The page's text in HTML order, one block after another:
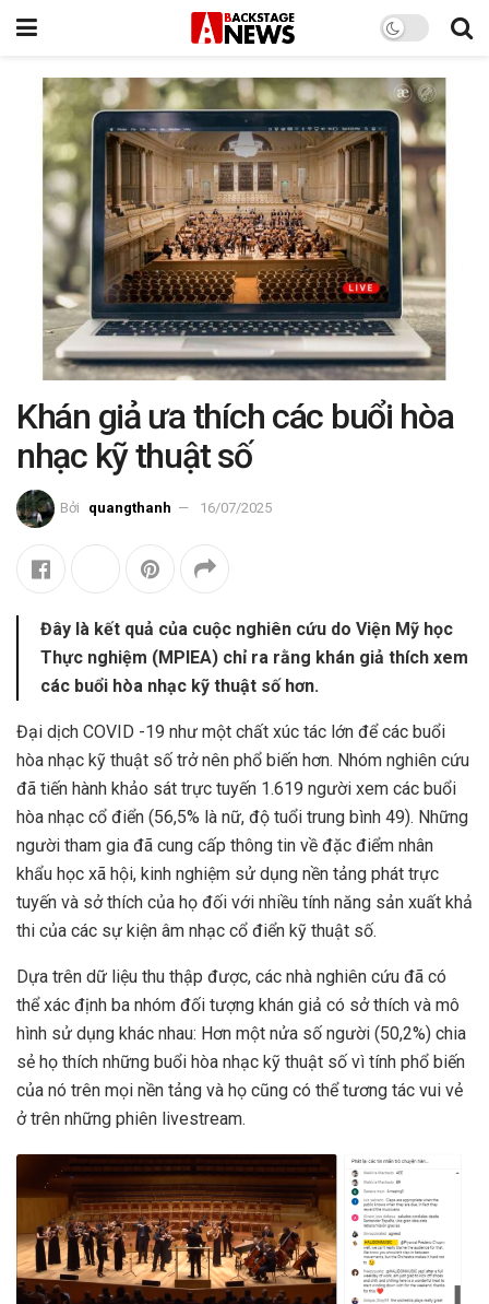
Khán giả ưa thích các buổi hòa
nhạc kỹ thuật số
Bởi quangthanh 16/07/2025
Đây là kết quả của cuộc nghiên cứu do Viện Mỹ học
Thực nghiệm (MPIEA) chỉ ra rằng khán giả thích xem
các buổi hòa nhạc kỹ thuật số hơn.
Đại dịch COVID -19 như một chất xúc tác lớn để các buổi
hòa nhạc kỹ thuật số trở nên phổ biến hơn. Nhóm nghiên cứu
đã tiến hành khảo sát trực tuyến 1.619 người xem các buổi
hòa nhạc cổ điển (56,5% là nữ, độ tuổi trung bình 49). Những
người tham gia đã cung cấp thông tin về đặc điểm nhân
khẩu học xã hội, kinh nghiệm sử dụng nền tảng phát trực
tuyến và sở thích của họ đối với nhiều tính năng sản xuất khả
thi của các sự kiện âm nhạc cổ điển kỹ thuật số.
Dựa trên dữ liệu thu thập được, các nhà nghiên cứu đã có
thể xác định ba nhóm đối tượng khán giả có sở thích và mô
hình sử dụng khác nhau: Hơn một nửa số người (50,2%) chia
sẻ họ thích những buổi hòa nhạc kỹ thuật số vì tính phổ biến
của nó trên mọi nền tảng và họ cũng có thể tương tác vui vẻ
ở trên những phiên livestream.